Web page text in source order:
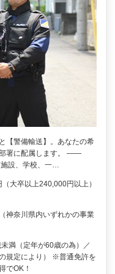
【警備輸送】。あなたの希
署に配属します。 ――
設、学校、一…
大卒以上240,000円以上）
神奈川県内いずれかの事業
満（定年が60歳の為）／
規定により） ※普通免許を
でOK！